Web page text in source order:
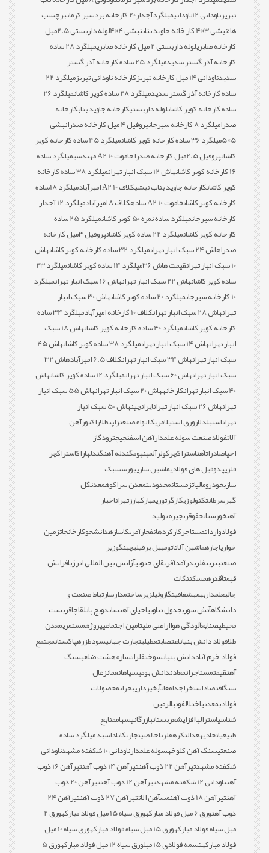
تبریزناودانی 12 ناودانیمیلگردآجدار20 کارخانه بردسیر کرمان
برچسب
ها:نبشی 3×4 کار خانه جاوید بناب نبشی 4×4
لوله داربستی 2.5میل
کارخانه صابریلوله داربستی 2 میل کارخانه صابری
میلگرد 28 ساده
کارخانه آذر گستر سدید
میلگرد 25 ساده کارخانه آذر گستر
سدیدناودانی 14 میل کارخانه تبریز کارخانه ناودانی تبریز
میلگرد 22
ساده کارخانه آذر گستر سدیدمیلگرد 28 ساده کویر کاشان
میلگرد 26
ساده کارخانه کویر کاشانلوله داربستیکارخانه جاوید بنابکارخانه
صدرامیلگرد 8 کارخانه سیرجان پروفیل 4 میل کارخانه صدرا
نبشی
5×5
میلگرد 36 ساده کارخانه کویر کاشان
میلگرد 45 ساده کارخانه کویر
کاشانپروفیل 2.5میل کارخانه صدرا خاموت 10 A2 مهندسی
میلگرد ساده
16 کارخانه کویر کاشان
هاش 12 سبک انبار تهران
میلگرد 38 ساده کارخانه
کویر کاشانکارخانه جاوید بناب نبشیکلاف 10 A2 امیرآباد
میلگرد 18ساده
کارخانه کویر کاشانخاموت 10 A2 ساده کلاف 8 امیرآباد
میلگرد 12 آجدار
کارخانه سیرجانمیلگرد ساده نمره 50 کویر کاشان
میلگرد 25 ساده
کارخانه کویر کاشانمیلگرد 22 ساده کویر کاشان
پروفیل 3میل کارخانه
صدراهاش 24 سبک انبار تهران میلگرد 32 ساده کارخانه کویر کاشان
هاش
10 سبک انبار تهران
قیمت هاش 36 میلگرد 14 ساده کویر کاشان
میلگرد 23
ساده کویر کاشانهاش 22 سبک انبار تهران هاش 16 سبک انبار تهران
میلگرد
10 کارخانه سیرجان
میلگرد 20 ساده کویر کاشان
هاش 30 سبک انبار
تهرانهاش 28 سبک انبار تهران کلاف 10 کارخانه امیرآباد
میلگرد 34 ساده
کارخانه کویر کاشانمیلگرد 40 ساده کارخانه کویر کاشان
هاش 18 سبک
انبار تهرانهاش 14 سبک انبار تهران میلگرد 38 ساده کویر کاشان
هاش 45
سبک انبار تهرانهاش 34 سبک انبار تهران کلاف 6.5 امیرآباد
هاش 32
سبک انبار تهرانهاش 60 سبک انبار تهران میلگرد 12 ساده کویر کاشان
هاش
40 سبک انبار تهران
کارخانههاش 20 سبک انبار تهران
هاش 55 سبک انبار
تهرانهاش 26 سبک انبار تهران ایرانچین
هاش 50 سبک انبار
تهراناستیلدلارورق استیلامریکاانواعصنعتژاپنطلاراکتورآهن
آلاتفولادصنعت سوله علمدارآهن اسفنجیچترودگاز
احیاصادراتآهناستراکچرکولرآلمینیومگندله آهنگندلهاراکاستراکچر
فلزیپذوفیل های فولادیماشین سازیبورسسبک
سازیخودرومالیاتزمستانمحدودیتمعدن سراکوهمعدنگل
گهرسرطانتکنولوژیکارگرتوریمبارکهارزتهراناخبار
آهنخوزستانحقوقزنجیره تولید
فولادوارداتمستاجرکارکردهانفجارآمریکاسازهدانشجوکارخانجاتزمین
خواریاجارهماشین آلاتاتومبیل برقیلیچینگوزیر
صنعتبنزینفلزیدرآمدآفریقای جنوبیآژانس بین المللی انرژیافزایش
قیمتآقدرهمسکننکات
جالبعلمداربیمهشفافیتگازوئیلزیرساختمدارسارتباط صنعت و
دانشگاهآتش سوزیجدول تناوبیاحیای آهنساندویچ پانلقاچاقزیست
محیطیصنایعآلودگی هوااراضی ملیتامین اجتماعیپروژهمستمریمعدن
طلافولاد دانش بنیاناعتصابتعطیلیتجارت جهانیسودطزرهپاکستانمجتمع
فولاد خرم آباددانش بنیانسوختفلزاتسازه هشت ضلعیسنگ
آهنقیمتمستاجرانمعادندانش بومیسپاهانعمانزغال
سنگاقتصاداستخراجدامغانآبخیزداریبحرانمحصولات
فولادیمعدنیاختلالفوتبالزمین
شناسیاسترالیاافزایشعربستانبازرگانیسهاممنابع
طبیعیاتحادیهعدالتکرهفلزناخالصیتجارتکاناداسبد میلگرد ساده
صنعتیسنگ آهن کلوخهسوله علمدارناودانی 10 شکفته مشهد
ناودانی
شکفته مشهدتیرآهن 22 ذوب آهن تیرآهن 14 ذوب آهن
تیرآهن 16 ذوب
آهنناودانی 12 شکفته مشهد تیرآهن 12 ذوب آهن
تیرآهن 20 ذوب
آهنتیرآهن 18 ذوب آهن مسآهن الاتتیرآهن 27 ذوب آهن
تیرآهن 24
ذوب آهنورق 6 میل فولاد مبارکه ورق سیاه 15 میل فولاد مبارکه
ورق 2
میل سیاه فولاد مبارکهورق 15 میل سیاه فولاد مبارکه
ورق سیاه 10 میل
فولاد مبارکهتسمه فولادی 15 میل ورق سیاه 12 میل فولاد مبارکه
ورق 5